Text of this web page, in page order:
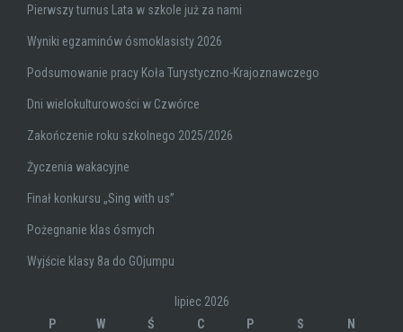
Pierwszy turnus Lata w szkole już za nami
Wyniki egzaminów ósmoklasisty 2026
Podsumowanie pracy Koła Turystyczno-Krajoznawczego
Dni wielokulturowości w Czwórce
Zakończenie roku szkolnego 2025/2026
Życzenia wakacyjne
Finał konkursu „Sing with us”
Pożegnanie klas ósmych
Wyjście klasy 8a do GOjumpu
lipiec 2026
P
W Ś C P S
N